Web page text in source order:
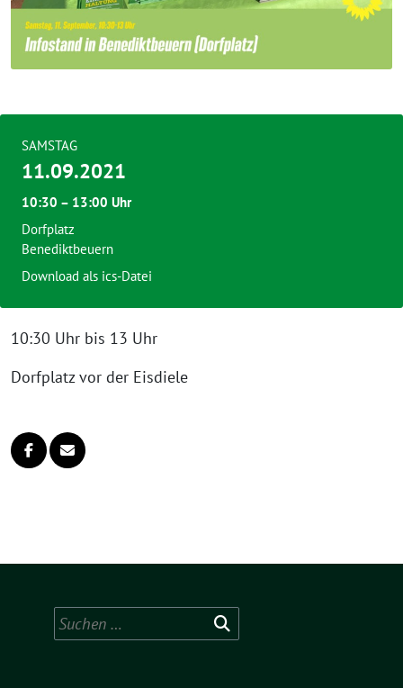
10:30 Uhr bis 13 Uhr
Dorfplatz vor der Eisdiele
SAMSTAG
11.09.2021
10:30 – 13:00 Uhr
Dorfplatz
Benediktbeuern
Download als ics-Datei
Suchen
nach: